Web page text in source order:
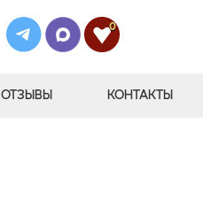
0
ОТЗЫВЫ КОНТАКТЫ